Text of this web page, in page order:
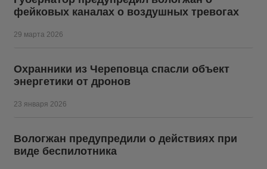
фейковых каналах о воздушных тревогах
29 марта 2026
Охранники из Череповца спасли объект
энергетики от дронов
23 января 2026
Вологжан предупредили о действиях при
виде беспилотника